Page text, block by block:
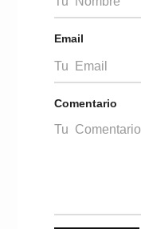
Email
Comentario